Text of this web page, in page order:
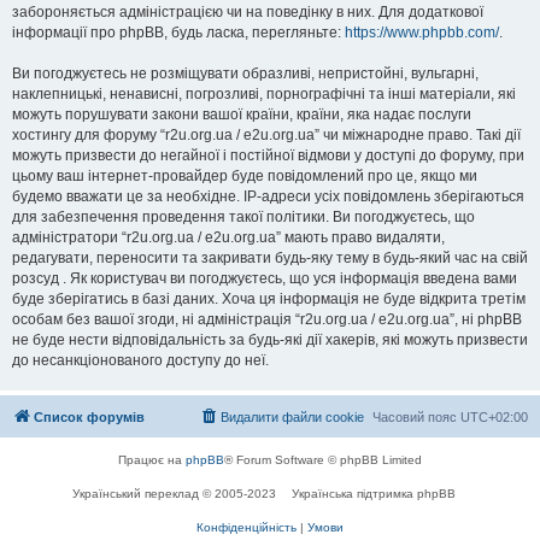
забороняється адміністрацією чи на поведінку в них. Для додаткової
інформації про phpBB, будь ласка, перегляньте: https://www.phpbb.com/.
Ви погоджуєтесь не розміщувати образливі, непристойні, вульгарні,
наклепницькі, ненависні, погрозливі, порнографічні та інші матеріали, які
можуть порушувати закони вашої країни, країни, яка надає послуги
хостингу для форуму “r2u.org.ua / e2u.org.ua” чи міжнародне право. Такі дії
можуть призвести до негайної і постійної відмови у доступі до форуму, при
цьому ваш інтернет-провайдер буде повідомлений про це, якщо ми
будемо вважати це за необхідне. IP-адреси усіх повідомлень зберігаються
для забезпечення проведення такої політики. Ви погоджуєтесь, що
адміністратори “r2u.org.ua / e2u.org.ua” мають право видаляти,
редагувати, переносити та закривати будь-яку тему в будь-який час на свій
розсуд . Як користувач ви погоджуєтесь, що уся інформація введена вами
буде зберігатись в базі даних. Хоча ця інформація не буде відкрита третім
особам без вашої згоди, ні адміністрація “r2u.org.ua / e2u.org.ua”, ні phpBB
не буде нести відповідальність за будь-які дії хакерів, які можуть призвести
до несанкціонованого доступу до неї.
Список форумів Часовий пояс UTC+02:00
Видалити файли cookie
Працює на phpBB® Forum Software © phpBB Limited
Український переклад © 2005-2023 Українська підтримка phpBB
Конфіденційність | Умови